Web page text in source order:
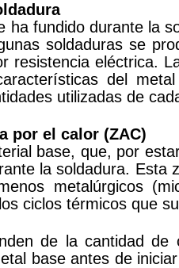
ha fundido durante la
soldaduras se
resistencia eléctrica.
del
utilizadas de
por el calor (ZAC)
base, que, por
la soldadura. Esta
metalúrgicos
ciclos térmicos que
de la cantidad
base antes de